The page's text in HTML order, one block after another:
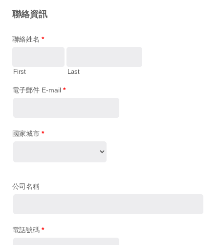
聯絡資訊
聯絡姓名 *
First Last
電子郵件 E-mail *
國家城市 *
公司名稱
電話號碼 *